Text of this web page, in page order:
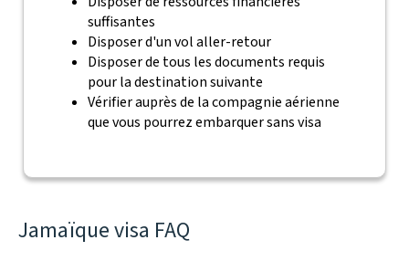
suffisantes
Disposer d'un vol aller-retour
Disposer de tous les documents requis
pour la destination suivante
Vérifier auprès de la compagnie aérienne
que vous pourrez embarquer sans visa
Jamaïque visa FAQ